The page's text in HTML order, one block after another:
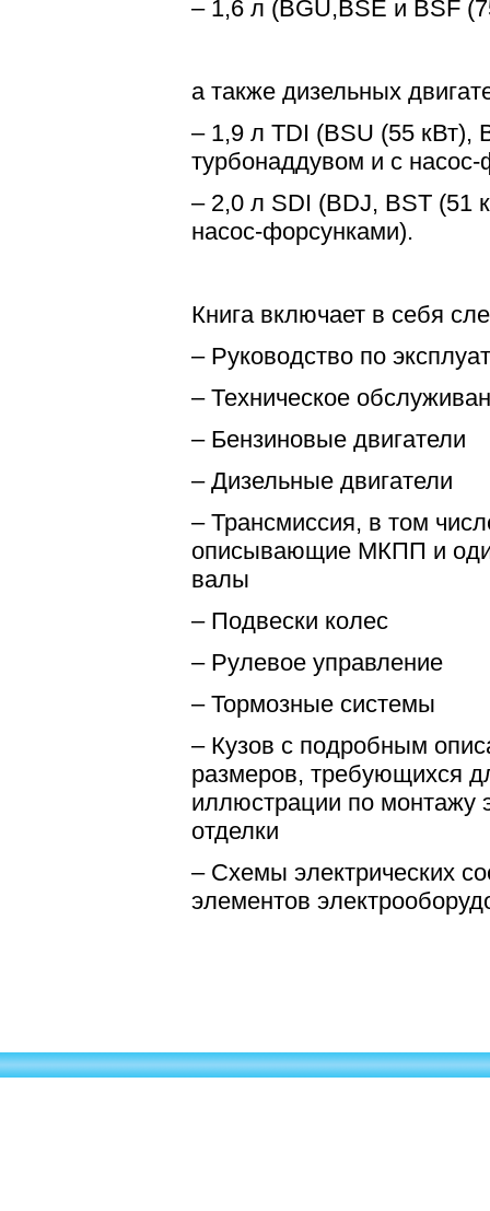
– 1,6 л (BGU,BSE и BSF
а также дизельных
– 1,9 л TDI (BSU (55 кВт),
турбонаддувом и с
– 2,0 л SDI (BDJ, BST (51
насос-форсунками).
Книга включает в себя
– Руководство по
– Техническое
– Бензиновые двигатели
– Дизельные двигатели
– Трансмиссия, в том
описывающие МКПП и
валы
– Подвески колес
– Рулевое управление
– Тормозные системы
– Кузов c подробным
размеров, требующихся
иллюстрации по монтажу
отделки
– Схемы электрических
элементов